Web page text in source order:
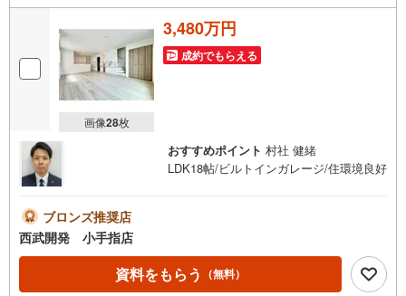
画像28枚
3,480万円
成約でもらえる
おすすめポイント 村社 健緒
LDK18帖/ビルトインガレージ/住環境良好
ブロンズ推奨店
西武開発 小手指店
資料をもらう （無料）